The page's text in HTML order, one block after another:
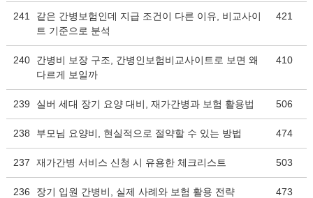
241
같은 간병보험인데 지급 조건이 다른 이유, 비교사이
트 기준으로 분석
421
240
간병비 보장 구조, 간병인보험비교사이트로 보면 왜
다르게 보일까
410
239 실버 세대 장기 요양 대비, 재가간병과 보험 활용법 506
238 부모님 요양비, 현실적으로 절약할 수 있는 방법 474
237 재가간병 서비스 신청 시 유용한 체크리스트 503
236 장기 입원 간병비, 실제 사례와 보험 활용 전략 473